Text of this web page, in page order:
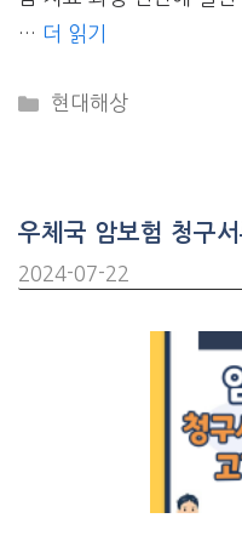
… 더 읽기
CATEGORIES
현대해상
우체국 암보험 청구
2024-07-22